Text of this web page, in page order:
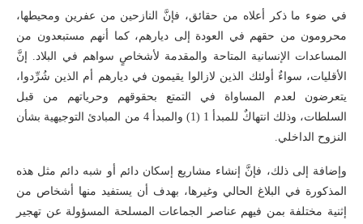
في ضوء ما ذكر أعلاه من حقائق، فإنَّ النازحين من عفرين ومحيطها،
محرومون من حقهم في العودة إلى ديارهم، كما أنهم مستبعدون من
المساعدات الإنسانية المتاحة والمقدمة لأشخاصٍ سواهم في البلاد. إنَّ
الأقليات، سواءٌ أولئك الذين لازالوا يقيمون في ديارهم أم الذين شُرِّدوا،
يتعرضون لعدم المساواة في التمتع بحقوقهم وحرياتهم من قبل
السلطات، وذلك انتهاكٌ للمبدأ 1 (1) والمبدأ 4 من المبادئ التوجيهية بشأن
النزوح الداخلي.
وإضافة إلى ذلك، فإنَّ إنشاء مشاريع إسكان دائم أو شبه دائم مثل هذه
المذكورة في البلاغ الحالي وغيرها، بهدف أن يستفيد منها أشخاص من
إثنية مختلفة بمن فيهم عناصر الجماعات المسلحة المسؤولة عن تهجير